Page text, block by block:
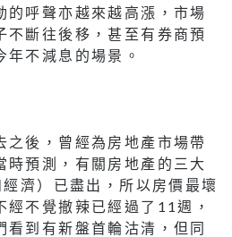
的呼聲亦越來越高漲，市場
不斷往後移，甚至有券商預
不減息的場景。
之後，曾經為房地產市場帶
時預測，有關房地產的三大
濟）已盡出，所以房價最壞
經不覺撤辣已經過了11週，
看到有新盤首輪沽清，但同